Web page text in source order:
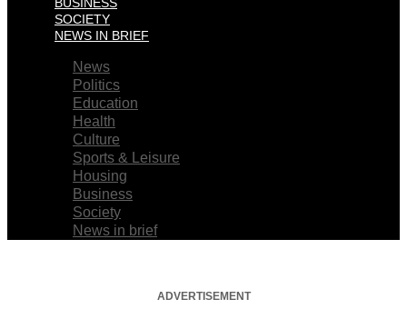
BUSINESS
SOCIETY
NEWS IN BRIEF
News
Politics
Education
Health
Culture
Sports & Leisure
Housing
Business
Society
News in brief
ADVERTISEMENT